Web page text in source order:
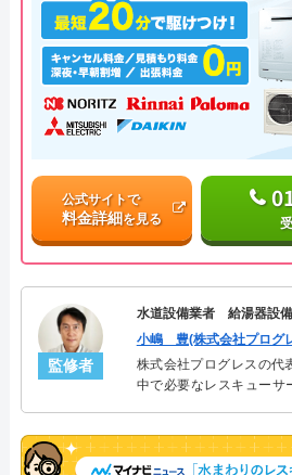
公式サイトで
料金詳細を見る
監修者
水道設備業者 給湯器設
小嶋 豊(株式会社プログ
株式会社プログレスの
中で必要なレスキューサ
決。多くのお客様に信頼
ャリスト。